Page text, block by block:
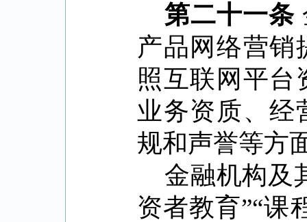
第二十一条
产品网络营销
照互联网平台
业务资质、经
规和声誉等方
金融机构及
资者教育”“课